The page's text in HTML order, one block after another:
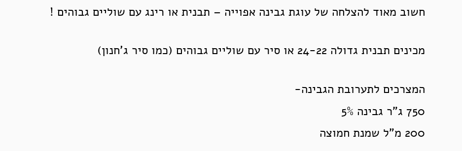
חשוב מאוד להצלחה של עוגת גבינה אפוייה – תבנית או רינג עם שוליים גבוהים !
מכינים תבנית גדולה 24-22 או סיר עם שוליים גבוהים (כמו סיר ג’חנון)
המצרכים לתערובת הגבינה-
750 ג”ר גבינה 5%
200 מ”ל שמנת חמוצה